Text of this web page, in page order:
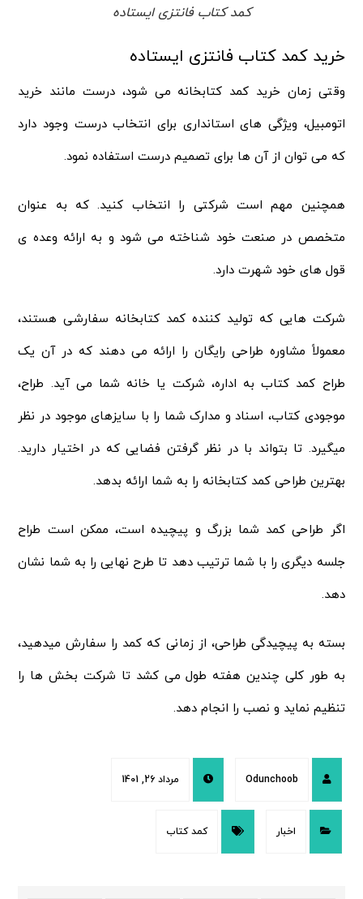
کمد کتاب فانتزی ایستاده
خرید کمد کتاب فانتزی ایستاده
وقتی زمان خرید کمد کتابخانه می شود، درست مانند خرید
اتومبیل، ویژگی های استانداری برای انتخاب درست وجود دارد
که می توان از آن ها برای تصمیم درست استفاده نمود.
همچنین مهم است شرکتی را انتخاب کنید. که به عنوان
متخصص در صنعت خود شناخته می شود و به ارائه وعده ی
قول های خود شهرت دارد.
شرکت هایی که تولید کننده کمد کتابخانه سفارشی هستند،
معمولاً مشاوره طراحی رایگان را ارائه می دهند که در آن یک
طراح کمد کتاب به اداره، شرکت یا خانه شما می آید. طراح،
موجودی کتاب، اسناد و مدارک شما را با سایزهای موجود در نظر
میگیرد. تا بتواند با در نظر گرفتن فضایی که در اختیار دارید.
بهترین طراحی کمد کتابخانه را به شما ارائه بدهد.
اگر طراحی کمد شما بزرگ و پیچیده است، ممکن است طراح
جلسه دیگری را با شما ترتیب دهد تا طرح نهایی را به شما نشان
دهد.
بسته به پیچیدگی طراحی، از زمانی که کمد را سفارش میدهید،
به طور کلی چندین هفته طول می کشد تا شرکت بخش ها را
تنظیم نماید و نصب را انجام دهد.
Odunchoob مرداد 26, 1401
اخبار کمد کتاب